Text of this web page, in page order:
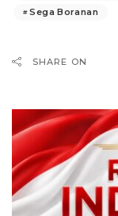
Sega Boranan
SHARE ON